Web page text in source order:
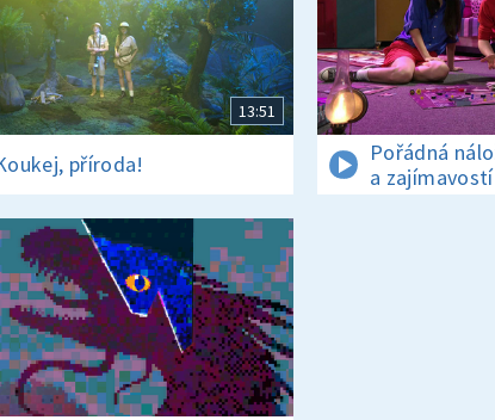
13:51
příroda!
Pořádná
a zajímavostí